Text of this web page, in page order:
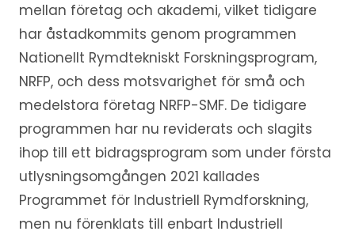
mellan företag och akademi, vilket tidigare
har åstadkommits genom programmen
Nationellt Rymdtekniskt Forskningsprogram,
NRFP, och dess motsvarighet för små och
medelstora företag NRFP-SMF. De tidigare
programmen har nu reviderats och slagits
ihop till ett bidragsprogram som under första
utlysningsomgången 2021 kallades
Programmet för Industriell Rymdforskning,
men nu förenklats till enbart Industriell